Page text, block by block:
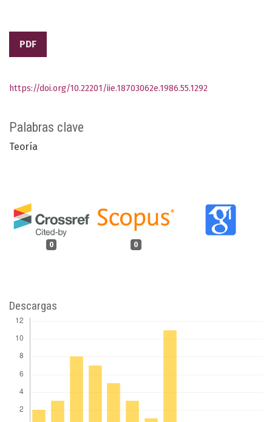
PDF
Palabras clave
Teoría
0 0
https://doi.org/10.22201/iie.18703062e.1986.55.1292
Descargas